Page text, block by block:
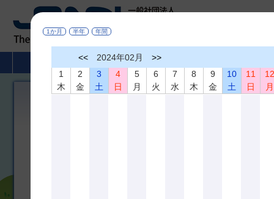
非破壊検査とは
1か月 半年 年間
<< 2024年02月
>>
1
木
2
金
3
土
4
日
5
月
6
火
7
水
8
木
9
金
10
土
11
日
月